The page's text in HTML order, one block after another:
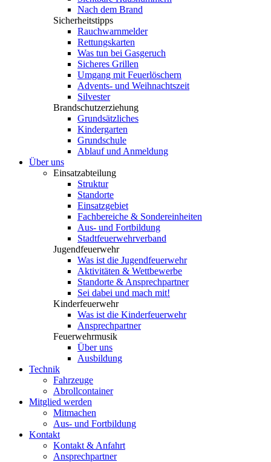
Nach dem Brand
Sicherheitstipps
Rauchwarnmelder
Rettungskarten
Was tun bei Gasgeruch
Sicheres Grillen
Umgang mit Feuerlöschern
Advents- und Weihnachtszeit
Silvester
Brandschutzerziehung
Grundsätzliches
Kindergarten
Grundschule
Ablauf und Anmeldung
Über uns
Einsatzabteilung
Struktur
Standorte
Einsatzgebiet
Fachbereiche & Sondereinheiten
Aus- und Fortbildung
Stadtfeuerwehrverband
Jugendfeuerwehr
Was ist die Jugendfeuerwehr
Aktivitäten & Wettbewerbe
Standorte & Ansprechpartner
Sei dabei und mach mit!
Kinderfeuerwehr
Was ist die Kinderfeuerwehr
Ansprechpartner
Feuerwehrmusik
Über uns
Ausbildung
Technik
Fahrzeuge
Abrollcontainer
Mitglied werden
Mitmachen
Aus- und Fortbildung
Kontakt
Kontakt & Anfahrt
Ansprechpartner